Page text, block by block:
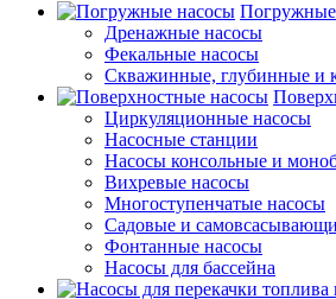
Дренажные насосы
Фекальные насосы
Скважинные, глубинные и
Циркуляционные насосы
Насосные станции
Насосы консольные и
Вихревые насосы
Многоступенчатые насосы
Садовые и
Фонтанные насосы
Насосы для бассейна